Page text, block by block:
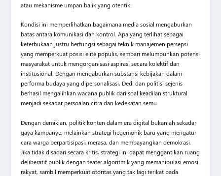
atau mekanisme umpan balik yang otentik.
Kondisi ini memperlihatkan bagaimana media sosial mengaburkan
batas antara komunikasi dan kontrol. Apa yang terlihat sebagai
keterbukaan justru berfungsi sebagai teknik manajemen persepsi
yang memperkuat posisi elite populis, sembari melumpuhkan potensi
masyarakat untuk mengorganisasi aspirasi secara kolektif dan
institusional. Dengan mengaburkan substansi kebijakan dalam
performa budaya yang dipersonalisasi, Dedi dan politisi sejenis
berhasil mengalihkan wacana publik dari soal keadilan struktural
menjadi sekadar persoalan citra dan kedekatan semu.
Dengan demikian, politik konten dalam era digital bukanlah sekadar
gaya kampanye, melainkan strategi hegemonik baru yang mengatur
cara warga berpartisipasi, merasa, dan membayangkan demokrasi.
Jika tidak disadari secara kritis, strategi ini dapat menggantikan ruang
deliberatif publik dengan teater algoritmik yang memanipulasi emosi
rakyat, sambil memperkuat otoritas yang tak lagi terikat pada